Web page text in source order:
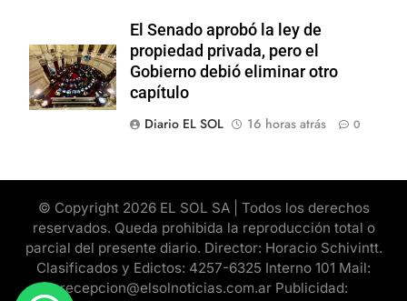
El Senado aprobó la ley de
propiedad privada, pero el
Gobierno debió eliminar otro
capítulo
Diario EL SOL
16 horas atrás 0
© Copyright 2026 EL SOL SA | Todos los derechos
reservados. Queda prohibida la reproducción total o
parcial del presente diario. Director: Horacio Schivintt.
Clasificados y Edictos: 4257-6325 Interno 101 Mail:
recepcion@elsolnoticias.com.ar Publicidad: